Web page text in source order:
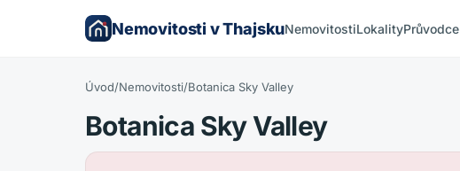
Nemovitosti v ThajskuNemovitostiLokalityPrůvodce
Úvod/Nemovitosti/Botanica Sky Valley
Botanica Sky Valley